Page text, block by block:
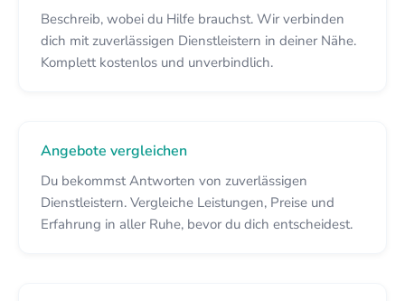
Beschreib, wobei du Hilfe brauchst. Wir verbinden
dich mit zuverlässigen Dienstleistern in deiner Nähe.
Komplett kostenlos und unverbindlich.
Angebote vergleichen
Du bekommst Antworten von zuverlässigen
Dienstleistern. Vergleiche Leistungen, Preise und
Erfahrung in aller Ruhe, bevor du dich entscheidest.